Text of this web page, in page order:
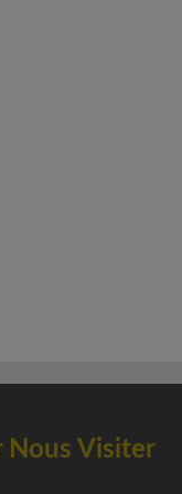
Nous Visiter